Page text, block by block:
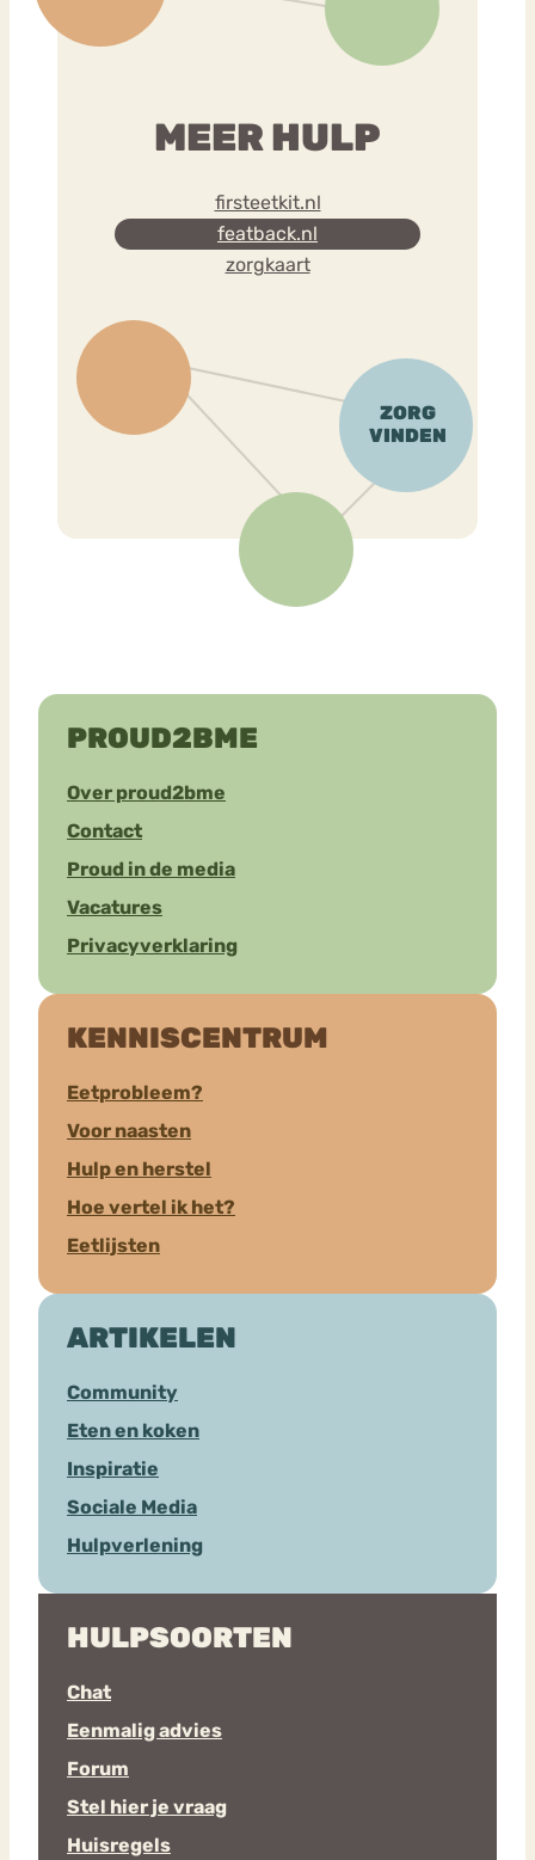
MEER HULP
firsteetkit.nl
featback.nl
zorgkaart
PROUD2BME
Over proud2bme
Contact
Proud in de media
Vacatures
Privacyverklaring
KENNISCENTRUM
Eetprobleem?
Voor naasten
Hulp en herstel
Hoe vertel ik het?
Eetlijsten
ARTIKELEN
Community
Eten en koken
Inspiratie
Sociale Media
Hulpverlening
HULPSOORTEN
Chat
Eenmalig advies
Forum
Stel hier je vraag
Huisregels